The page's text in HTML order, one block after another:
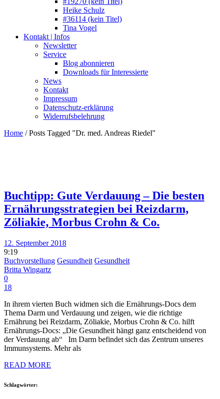
Heike Schulz
#36114 (kein Titel)
Tina Vogel
Kontakt | Infos
Newsletter
Service
Blog abonnieren
Downloads für Interessierte
News
Kontakt
Impressum
Datenschutz-erklärung
Widerrufsbelehrung
Home /Posts Tagged "Dr. med. Andreas Riedel"
Buchtipp: Gute Verdauung – Die besten
Ernährungsstrategien bei Reizdarm,
Zöliakie, Morbus Crohn & Co.
12. September 2018
9:19
Buchvorstellung Gesundheit Gesundheit
Britta Wingartz
0
18
In ihrem vierten Buch widmen sich die Ernährungs-Docs dem
Thema Darm und Verdauung und zeigen, wie die richtige
Ernährung bei Reizdarm, Zöliakie, Morbus Crohn & Co. hilft
Ernährungs-Docs: „Die Gesundheit hängt ganz entscheidend von
der Verdauung ab“ Im Darm befindet sich das Zentrum unseres
Immunsystems. Mehr als
READ MORE
Schlagwörter: